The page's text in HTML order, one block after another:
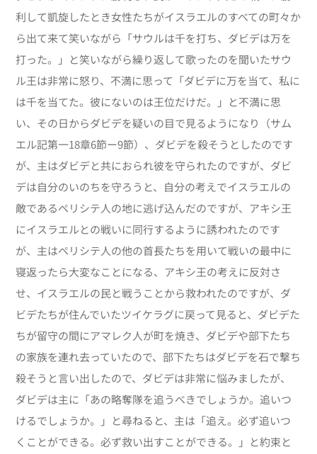
利して凱旋したとき女性たちがイスラエルのすべての町々か
ら出て来て笑いながら「サウルは千を打ち、ダビデは万を
打った。」と笑いながら繰り返して歌ったのを聞いたサウ
ル王は非常に怒り、不満に思って「ダビデに万を当て、私に
は千を当てた。彼にないのは王位だけだ。」と不満に思
い、その日からダビデを疑いの目で見るようになり（サム
エル記第一18章6節ー9節）、ダビデを殺そうとしたのです
が、主はダビデと共におられ彼を守られたのですが、ダビ
デは自分のいのちを守ろうと、自分の考えでイスラエルの
敵であるペリシテ人の地に逃げ込んだのですが、アキシ王
にイスラエルとの戦いに同行するように誘われたのです
が、主はペリシテ人の他の首長たちを用いて戦いの最中に
寝返ったら大変なことになる、アキシ王の考えに反対さ
せ、イスラエルの民と戦うことから救われたのですが、ダ
ビデたちが住んでいたツイケラグに戻って見ると、ダビデた
ちが留守の間にアマレク人が町を焼き、ダビデや部下たち
の家族を連れ去っていたので、部下たちはダビデを石で撃ち
殺そうと言い出したので、ダビデは非常に悩みましたが、
ダビデは主に「あの略奪隊を追うべきでしょうか。追いつ
けるでしょうか。」と尋ねると、主は「追え。必ず追いつ
くことができる。必ず救い出すことができる。」と約束と